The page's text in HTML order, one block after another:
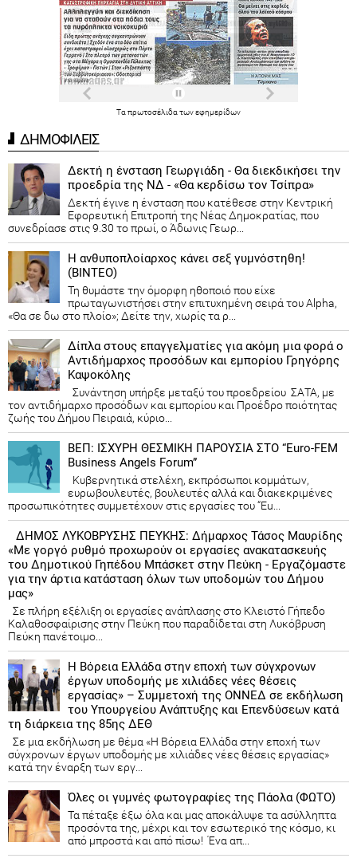
Τα πρωτοσέλιδα τωνεφημερίδων
ΔΗΜΟΦΙΛΕΙΣ
Δεκτή η ένσταση Γεωργιάδη - Θα διεκδικήσει την
προεδρία της ΝΔ - «Θα κερδίσω τον Τσίπρα»
Δεκτή έγινε η ένσταση που κατέθεσε στην Κεντρική
Εφορευτική Επιτροπή της Νέας Δημοκρατίας, που
συνεδρίασε στις 9.30 το πρωί, ο Άδωνις Γεωρ...
Η ανθυποπλοίαρχος κάνει σεξ γυμνόστηθη!
(ΒΙΝΤΕΟ)
Τη θυμάστε την όμορφη ηθοποιό που είχε
πρωταγωνιστήσει στην επιτυχημένη σειρά του Alpha,
«Θα σε δω στο πλοίο»; Δείτε την, χωρίς τα ρ...
Δίπλα στους επαγγελματίες για ακόμη μια φορά ο
Αντιδήμαρχος προσόδων και εμπορίου Γρηγόρης
Καψοκόλης
Συνάντηση υπήρξε μεταξύ του προεδρείου ΣΑΤΑ, με
τον αντιδήμαρχο προσόδων και εμπορίου και Προέδρο ποιότητας
ζωής του Δήμου Πειραιά, κύριο...
ΒΕΠ: ΙΣΧΥΡΗ ΘΕΣΜΙΚΗ ΠΑΡΟΥΣΙΑ ΣΤΟ “Euro-FEM
Business Angels Forum”
Κυβερνητικά στελέχη, εκπρόσωποι κομμάτων,
ευρωβουλευτές, βουλευτές αλλά και διακεκριμένες
προσωπικότητες συμμετέχουν στις εργασίες του “Eu...
ΔΗΜΟΣ ΛΥΚΟΒΡΥΣΗΣ ΠΕΥΚΗΣ: Δήμαρχος Τάσος Μαυρίδης
«Με γοργό ρυθμό προχωρούν οι εργασίες ανακατασκευής
του Δημοτικού Γηπέδου Μπάσκετ στην Πεύκη - Εργαζόμαστε
για την άρτια κατάσταση όλων των υποδομών του Δήμου
μας»
Σε πλήρη εξέλιξη οι εργασίες ανάπλασης στο Κλειστό Γήπεδο
Καλαθοσφαίρισης στην Πεύκη που παραδίδεται στη Λυκόβρυση
Πεύκη πανέτοιμο...
Η Βόρεια Ελλάδα στην εποχή των σύγχρονων
έργων υποδομής με χιλιάδες νέες θέσεις
εργασίας» – Συμμετοχή της ΟΝΝΕΔ σε εκδήλωση
του Υπουργείου Ανάπτυξης και Επενδύσεων κατά
τη διάρκεια της 85ης ΔΕΘ
Σε μια εκδήλωση με θέμα «Η Βόρεια Ελλάδα στην εποχή των
σύγχρονων έργων υποδομής με χιλιάδες νέες θέσεις εργασίας»
κατά την έναρξη των εργ...
Όλες οι γυμνές φωτογραφίες της Πάολα (ΦΩΤΟ)
Τα πέταξε έξω όλα και μας αποκάλυψε τα ασύλληπτα
προσόντα της, μέχρι και τον εσωτερικό της κόσμο, κι
από μπροστά και από πίσω! Ένα απ...